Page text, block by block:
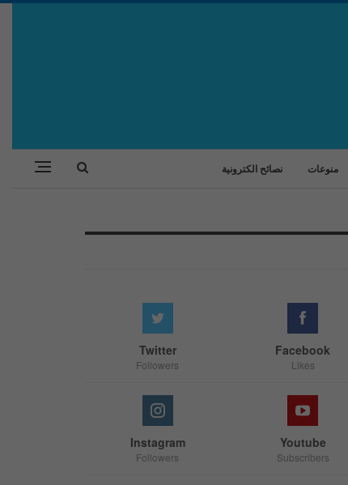
منوعات نصائح الكترونية
Facebook
Likes
Twitter
Followers
Youtube
Subscribers
Instagram
Followers